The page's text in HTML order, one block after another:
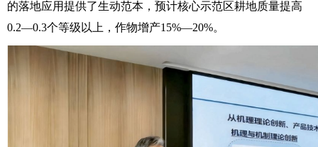
的落地应用提供了生动范本，预计核心示范区耕地质量提高
0.2—0.3个等级以上，作物增产15%—20%。